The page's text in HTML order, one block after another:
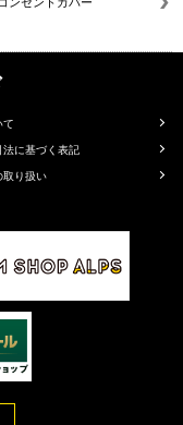
て
に基づく表記
り扱い